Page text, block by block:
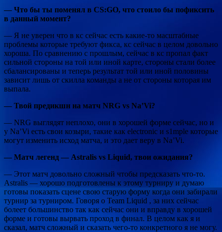
— Что бы ты поменял в CS:GO, что стоило бы пофиксить
в данный момент?
— Я не уверен что в кс сейчас есть какие-то масштабные
проблемы которые требуют фикса, кс сейчас в целом довольно
хороша. По сравнению с прошлым, сейчас в кс пропал факт
сильной стороны на той или иной карте, стороны стали более
сбалансированы и теперь результат той или иной половины
зависит лишь от скилла команды а не от стороны которая им
выпала.
— Твой предикшн на матч NRG vs Na’Vi?
— NRG выглядят неплохо, они в хорошей форме сейчас, но и
у Na’Vi есть свои козыри, такие как electronic и s1mple которые
могут изменить исход матча, и это дает веру в Na’Vi.
— Матч легенд — Astralis vs Liquid, твои ожидания?
— Этот матч довольно сложный чтобы предсказать что-то.
Astralis — хорошо подготовлены к этому турниру и думаю
готовы показать сцене свою старую форму когда они забирали
турнир за турниром. Говоря о Team Liquid , за них сейчас
болеет большинство так как сейчас они и вправду в хорошей
форме и готовы вырвать проход в финал. В целом как я и
сказал, матч сложный и сказать чего-то конкретного я не могу.